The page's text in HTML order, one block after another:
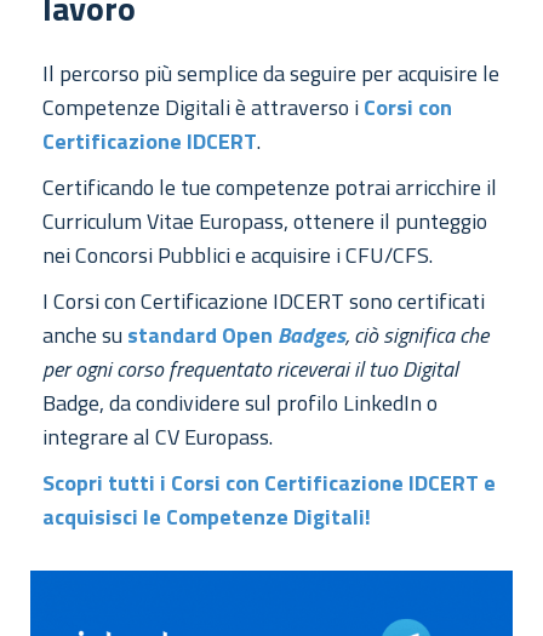
Il percorso più semplice da seguire per acquisire le
Competenze Digitali è attraverso iCorsi con
Certificazione IDCERT.
Certificando le tue competenze potrai arricchire il
Curriculum Vitae Europass, ottenere il punteggio
nei Concorsi Pubblici e acquisire i CFU/CFS.
I Corsi con Certificazione IDCERT sono certificati
anche su standard Open Badges, ciò significa che
per ogni corso frequentato riceverai il tuo Digital
Badge, da condividere sul profilo LinkedIn o
integrare al CV Europass.
Scopri tutti i Corsi con Certificazione IDCERT e
acquisisci le Competenze Digitali!